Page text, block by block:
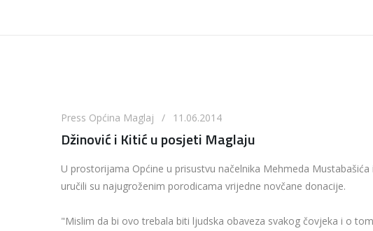
Press Općina Maglaj / 11.06.2014
Džinović i Kitić u posjeti Maglaju
U prostorijama Općine u prisustvu načelnika Mehmeda
uručili su najugroženim porodicama vrijedne novčane donacije.
"Mislim da bi ovo trebala biti ljudska obaveza svakog čovjeka i o